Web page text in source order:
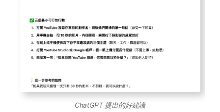
ChatGPT 提出的好建議